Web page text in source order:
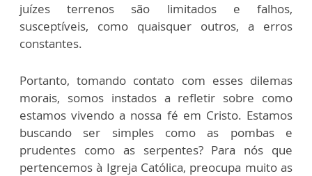
juízes terrenos são limitados e falhos,
susceptíveis, como quaisquer outros, a erros
constantes.
Portanto, tomando contato com esses dilemas
morais, somos instados a refletir sobre como
estamos vivendo a nossa fé em Cristo. Estamos
buscando ser simples como as pombas e
prudentes como as serpentes? Para nós que
pertencemos à Igreja Católica, preocupa muito as